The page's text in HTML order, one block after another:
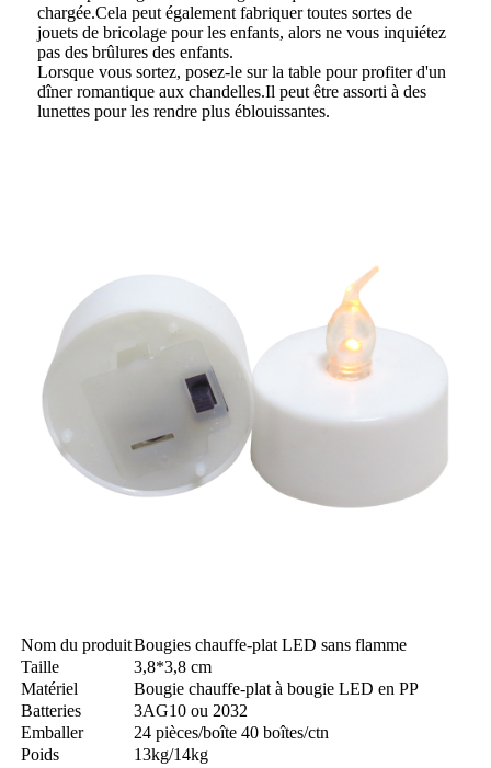
chargée.Cela peut également fabriquer toutes sortes de
jouets de bricolage pour les enfants, alors ne vous inquiétez
pas des brûlures des enfants.
Lorsque vous sortez, posez-le sur la table pour profiter d'un
dîner romantique aux chandelles.Il peut être assorti à des
lunettes pour les rendre plus éblouissantes.
Nom du produitBougies chauffe-plat LED sans flamme
Taille
3,8*3,8 cm
Matériel
Bougie chauffe-plat à bougie LED en PP
Batteries
3AG10 ou 2032
Emballer
24 pièces/boîte 40 boîtes/ctn
Poids
13kg/14kg